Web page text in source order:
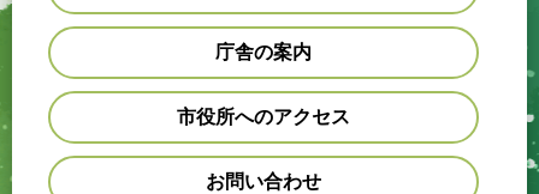
庁舎の案内
市役所へのアクセス
お問い合わせ